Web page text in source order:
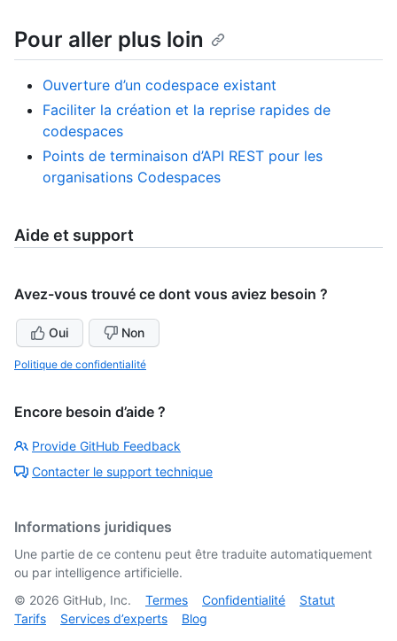
Pour aller plus loin
Ouverture d’un codespace existant
Faciliter la création et la reprise rapides de
codespaces
Points de terminaison d’API REST pour les
organisations Codespaces
Aide et support
Avez-vous trouvé ce dont vous aviez besoin ?
Oui Non
Politique de confidentialité
Encore besoin d’aide ?
Provide GitHub Feedback
Contacter le support technique
Informations juridiques
Une partie de ce contenu peut être traduite automatiquement
ou par intelligence artificielle.
© 2026 GitHub, Inc. Termes Confidentialité
Statut
Tarifs
Services d’experts Blog